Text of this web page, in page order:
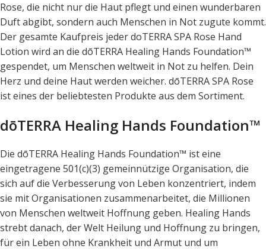
Rose, die nicht nur die Haut pflegt und einen wunderbaren
Duft abgibt, sondern auch Menschen in Not zugute kommt.
Der gesamte Kaufpreis jeder doTERRA SPA Rose Hand
Lotion wird an die dōTERRA Healing Hands Foundation™
gespendet, um Menschen weltweit in Not zu helfen. Dein
Herz und deine Haut werden weicher. dōTERRA SPA Rose
ist eines der beliebtesten Produkte aus dem Sortiment.
dōTERRA Healing Hands Foundation™
Die dōTERRA Healing Hands Foundation™ ist eine
eingetragene 501(c)(3) gemeinnützige Organisation, die
sich auf die Verbesserung von Leben konzentriert, indem
sie mit Organisationen zusammenarbeitet, die Millionen
von Menschen weltweit Hoffnung geben. Healing Hands
strebt danach, der Welt Heilung und Hoffnung zu bringen,
für ein Leben ohne Krankheit und Armut und um